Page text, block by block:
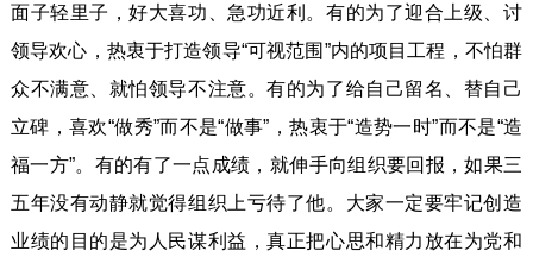
面子轻里子，好大喜功、急功近利。有的为了迎合上级、讨
领导欢心，热衷于打造领导“可视范围”内的项目工程，不怕群
众不满意、就怕领导不注意。有的为了给自己留名、替自己
立碑，喜欢“做秀”而不是“做事”，热衷于“造势一时”而不是“造
福一方”。有的有了一点成绩，就伸手向组织要回报，如果三
五年没有动静就觉得组织上亏待了他。大家一定要牢记创造
业绩的目的是为人民谋利益，真正把心思和精力放在为党和